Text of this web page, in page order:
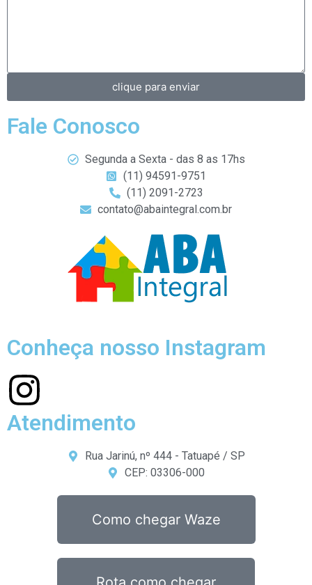
clique para enviar
Fale Conosco
Segunda a Sexta - das 8 as 17hs
(11) 94591-9751
(11) 2091-2723
contato@abaintegral.com.br
Conheça nosso Instagram
Atendimento
Rua Jarinú, nº 444 - Tatuapé / SP
CEP: 03306-000
Como chegar Waze